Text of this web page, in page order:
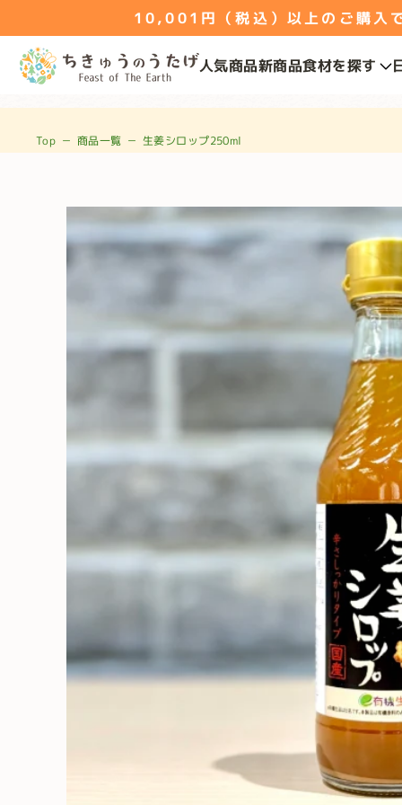
10,001円（税込）以上のご購入で送
人気商品新商品食材を探す
Top － 商品一覧 － 生姜シロップ250ml